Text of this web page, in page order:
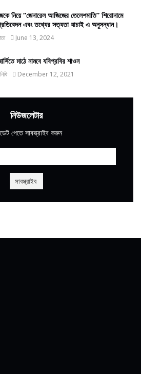
নিয়ে “জেনারেল আজিজের তেলেশমাতি” শিরোনামে
এবং তথ্যের সত্যতা যাচাই এ অনুসন্ধান।
June 13, 2024
মাঠে নামবে যবিপ্রবির শাওন
December 12, 2021
নিউজলেটার
পেতে সাবস্ক্রাইব করুন